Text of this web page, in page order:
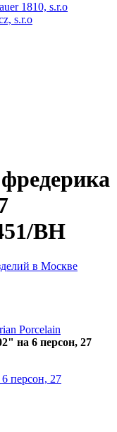
1810, s.r.o
s.r.o
BH
в Москве
Porcelain
на 6 персон, 27